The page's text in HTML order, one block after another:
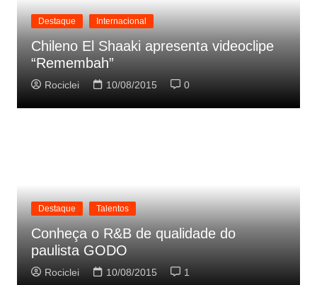
Destaque Internacional
Chileno El Shaaki apresenta videoclipe
“Remembah”
Rociclei 10/08/2015 0
Destaque Talentos
Conheça o R&B de qualidade do
paulista GODO
Rociclei 10/08/2015 1